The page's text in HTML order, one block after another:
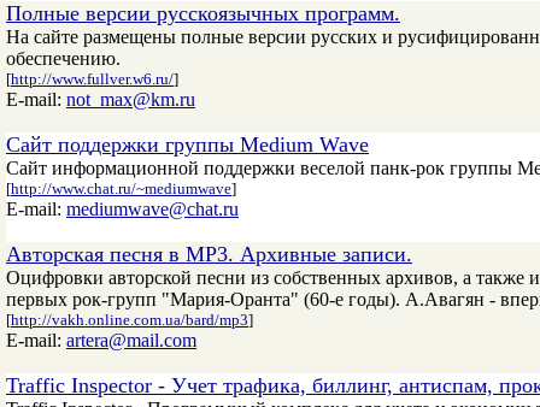
Полные версии русскоязычных программ.
На сайте размещены полные версии русских и
обеспечению.
[http://www.fullver.w6.ru/]
E-mail: not_max@km.ru
Сайт поддержки группы Medium Wave
Сайт информационной поддержки веселой панк-рок группы
[http://www.chat.ru/~mediumwave]
E-mail: mediumwave@chat.ru
Авторская песня в MP3. Архивные записи.
Оцифровки авторской песни из собственных архивов, а
первых рок-групп "Мария-Оранта" (60-е годы). А.Авагян -
[http://vakh.online.com.ua/bard/mp3]
E-mail: artera@mail.com
Traffic Inspector - Учет трафика, биллинг, антиспам,